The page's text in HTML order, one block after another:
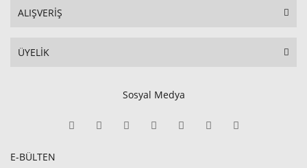
ALIŞVERİŞ
ÜYELİK
Sosyal Medya
E-BÜLTEN